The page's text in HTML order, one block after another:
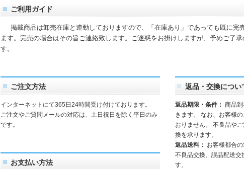
ご利用ガイド
掲載商品は卸売在庫と連動しておりますので、「在庫あり」であっても既に完
ます。完売の場合はその旨ご連絡致します。ご迷惑をお掛けしますが、予めご了
す。
ご注文方法
インターネットにて365日24時間受け付けております。
ご注文やご質問メールの対応は、土日祝日を除く平日のみ
です。
お支払い方法
返品・交換につい
返品期限・条件： 商品
きます。 なお、お客様
おりません。 不良品や
換を承ります。
返品送料： お客様都合
不良品交換、誤品配送交
す。